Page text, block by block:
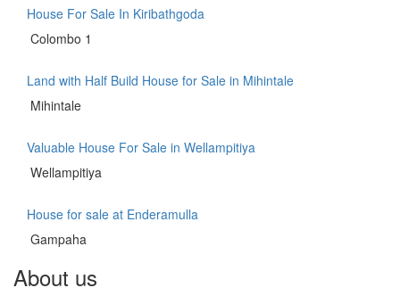
House For Sale In Kiribathgoda
Colombo 1
Land with Half Build House for Sale in Mihintale
Mihintale
Valuable House For Sale in Wellampitiya
Wellampitiya
House for sale at Enderamulla
Gampaha
About us